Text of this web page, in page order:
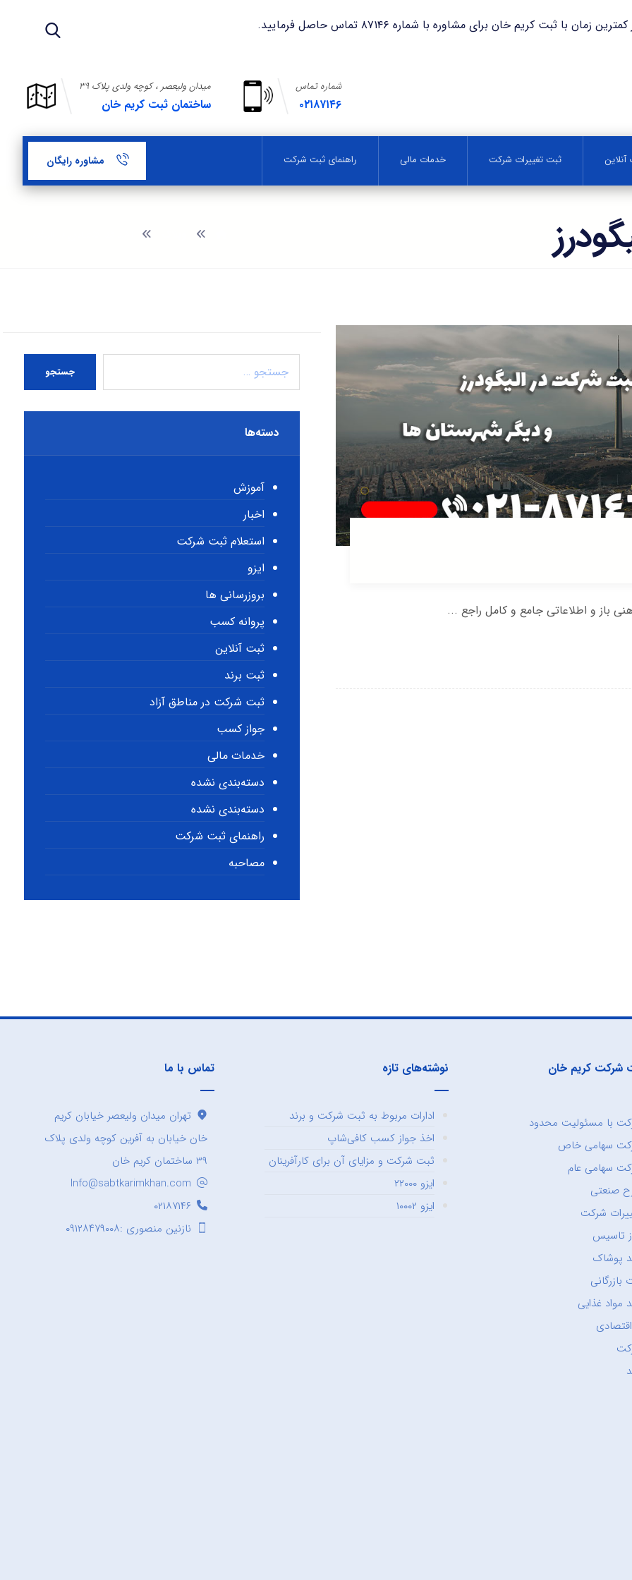
کریم خان برای مشاوره با شماره ۸۷۱۴۶ تماس حاصل فرمایید.
میدان ولیعصر ، کوچه ولدی پلاک ۳۹
ساختمان ثبت کریم خان
شماره تماس
۰۲۱۸۷۱۴۶
ثبت تغییرات شرکت خدمات مالی راهنمای ثبت شرکت مشاوره رایگان
باز و اطلاعاتی جامع و کامل راجع ...
جستجو
دسته‌ها
آموزش
اخبار
استعلام ثبت شرکت
ایزو
بروزرسانی ها
پروانه کسب
ثبت آنلاین
ثبت برند
ثبت شرکت در مناطق آزاد
جواز کسب
خدمات مالی
دسته‌بندی نشده
دسته‌بندی نشده
راهنمای ثبت شرکت
مصاحبه
شرکت کریم خان
با مسئولیت محدود
سهامی خاص
سهامی عام
صنعتی
شرکت
تاسیس
پوشاک
بازرگانی
مواد غذایی
نوشته‌های تازه
ادارات مربوط به ثبت شرکت و برند
اخذ جواز کسب کافی‌شاپ
ثبت شرکت و مزایای آن برای کارآفرینان
ایزو ۲۲۰۰۰
ایزو ۱۰۰۰۲
تماس با ما
تهران میدان ولیعصر خیابان کریم
خان خیابان به آفرین کوچه ولدی پلاک
۳۹ ساختمان کریم خان
Info@sabtkarimkhan.com
۰۲۱۸۷۱۴۶
نازنین منصوری :۰۹۱۲۸۴۷۹۰۰۸